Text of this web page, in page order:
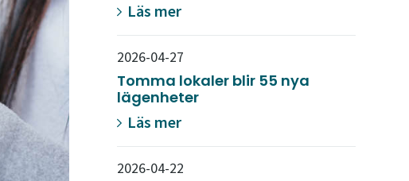
Läs mer
2026-04-27
Tomma lokaler blir 55 nya
lägenheter
Läs mer
2026-04-22